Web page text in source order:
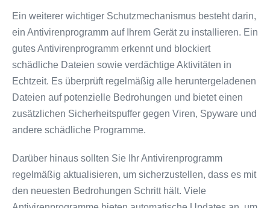
Ein weiterer wichtiger Schutzmechanismus besteht darin,
ein Antivirenprogramm auf Ihrem Gerät zu installieren. Ein
gutes Antivirenprogramm erkennt und blockiert
schädliche Dateien sowie verdächtige Aktivitäten in
Echtzeit. Es überprüft regelmäßig alle heruntergeladenen
Dateien auf potenzielle Bedrohungen und bietet einen
zusätzlichen Sicherheitspuffer gegen Viren, Spyware und
andere schädliche Programme.
Darüber hinaus sollten Sie Ihr Antivirenprogramm
regelmäßig aktualisieren, um sicherzustellen, dass es mit
den neuesten Bedrohungen Schritt hält. Viele